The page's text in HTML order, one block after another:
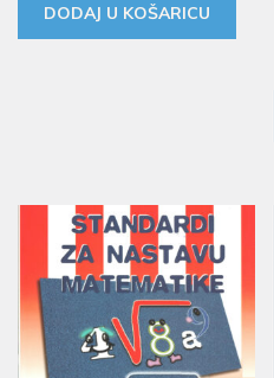
DODAJ U KOŠARICU